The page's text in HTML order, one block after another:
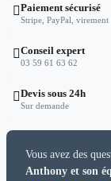
Paiement sécurisé
Stripe, PayPal, virement
Conseil expert
03 59 61 63 62
Devis sous 24h
Sur demande
Vous avez des
Anthony et son